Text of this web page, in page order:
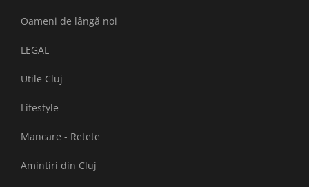
Oameni de lângă noi
LEGAL
Utile Cluj
Lifestyle
Mancare - Retete
Amintiri din Cluj